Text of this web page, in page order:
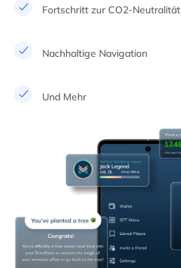
Fortschritt zur CO2-Neutralität
Nachhaltige Navigation
Und Mehr